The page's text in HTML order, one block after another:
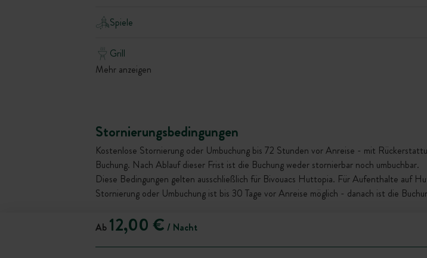
Spiele
Grill
Mehr anzeigen
Stornierungsbedingungen
Kostenlose Stornierung oder Umbuchung bis 72 Stunden vor Anreise - mit
Buchung. Nach Ablauf dieser Frist ist die Buchung weder stornierbar noch umbuchbar.
Diese Bedingungen gelten ausschließlich für Bivouacs Huttopia. Für Aufenthalte auf
Stornierung oder Umbuchung ist bis 30 Tage vor Anreise möglich - danach ist die
Ab 12,00 € / Nacht